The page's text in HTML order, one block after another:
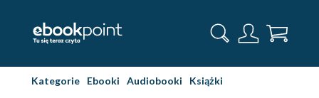
Kategorie Ebooki Audiobooki Książki